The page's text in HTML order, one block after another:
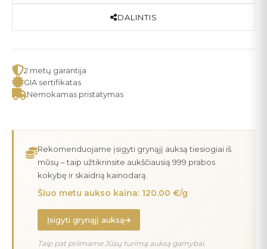
DALINTIS
2 metų garantija
GIA sertifikatas
Nemokamas pristatymas
Rekomenduojame įsigyti grynąjį auksą tiesiogiai iš
mūsų – taip užtikrinsite aukščiausią 999 prabos
kokybę ir skaidrią kainodarą.
Šiuo metu aukso kaina: 120.00 €/g
Įsigyti grynąjį auksą
Taip pat priimame Jūsų turimą auksą gamybai.